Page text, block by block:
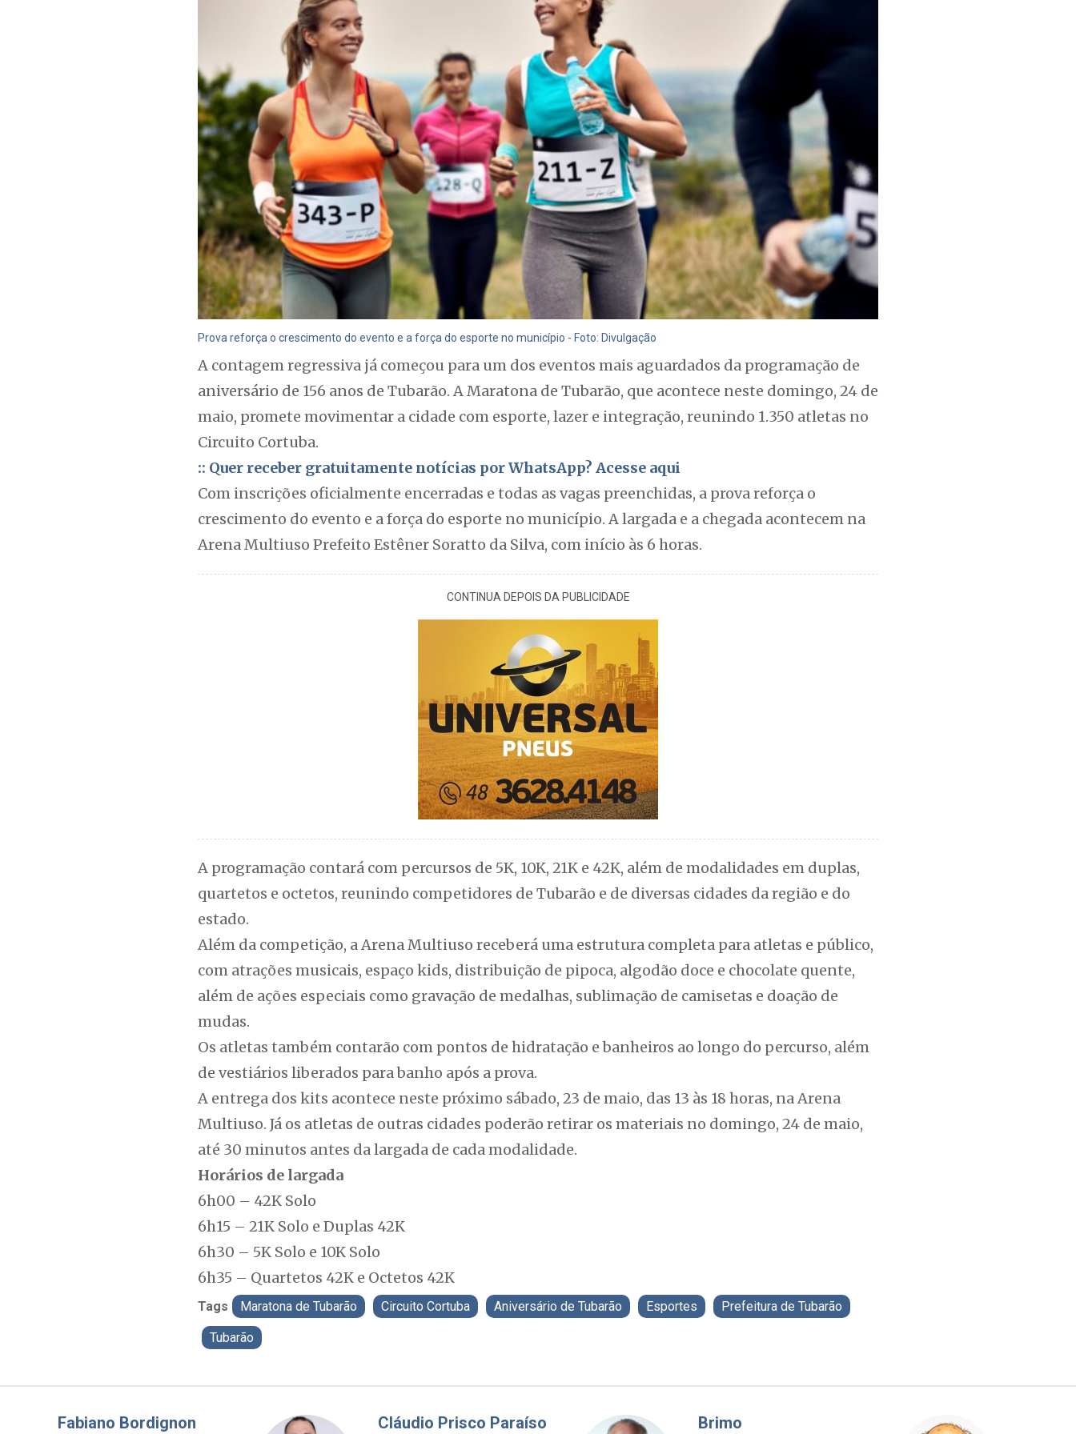
Prova reforça o crescimento do evento e a força do esporte no município - Foto: Divulgação
A contagem regressiva já começou para um dos eventos mais aguardados da programação de
aniversário de 156 anos de Tubarão. A Maratona de Tubarão, que acontece neste domingo, 24 de
maio, promete movimentar a cidade com esporte, lazer e integração, reunindo 1.350 atletas no
Circuito Cortuba.
:: Quer receber gratuitamente notícias por WhatsApp? Acesse aqui
Com inscrições oficialmente encerradas e todas as vagas preenchidas, a prova reforça o
crescimento do evento e a força do esporte no município. A largada e a chegada acontecem na
Arena Multiuso Prefeito Estêner Soratto da Silva, com início às 6 horas.
CONTINUA DEPOIS DA PUBLICIDADE
A programação contará com percursos de 5K, 10K, 21K e 42K, além de modalidades em duplas,
quartetos e octetos, reunindo competidores de Tubarão e de diversas cidades da região e do
estado.
Além da competição, a Arena Multiuso receberá uma estrutura completa para atletas e público,
com atrações musicais, espaço kids, distribuição de pipoca, algodão doce e chocolate quente,
além de ações especiais como gravação de medalhas, sublimação de camisetas e doação de
mudas.
Os atletas também contarão com pontos de hidratação e banheiros ao longo do percurso, além
de vestiários liberados para banho após a prova.
A entrega dos kits acontece neste próximo sábado, 23 de maio, das 13 às 18 horas, na Arena
Multiuso. Já os atletas de outras cidades poderão retirar os materiais no domingo, 24 de maio,
até 30 minutos antes da largada de cada modalidade.
Horários de largada
6h00 – 42K Solo
6h15 – 21K Solo e Duplas 42K
6h30 – 5K Solo e 10K Solo
6h35 – Quartetos 42K e Octetos 42K
Tags Maratona de Tubarão Circuito Cortuba Aniversário de Tubarão Esportes Prefeitura de Tubarão
Tubarão
Misael Elias Fabiano Bordignon Cláudio Prisco Paraíso